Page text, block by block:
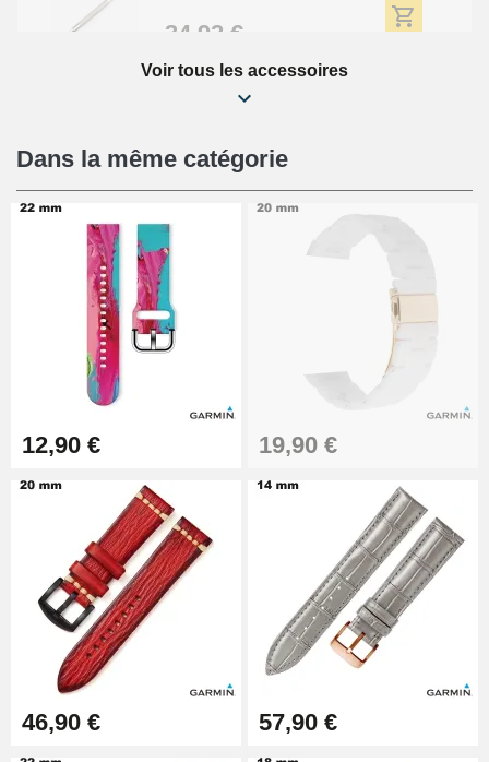
34,92 €
Kit Réparation Montre Débutant
16,90 €
Pied à Coulisse Numérique
9,90 €
Pince à Poinçonner (pince trou)
Pince Trou pour Bracelet de
Kit Horlogerie Débutant
26,90 €
Boîte Pompe Bracelet Montre -
Diamètre 1,50 mm - 8 à 25 mm
Voir tous les accessoires
Dans la même catégorie
12,90 € 19,90 €
46,90 € 57,90 €